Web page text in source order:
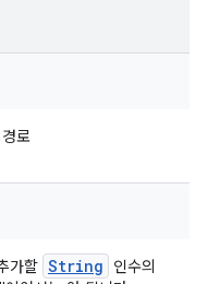
로
가할 String 인수의